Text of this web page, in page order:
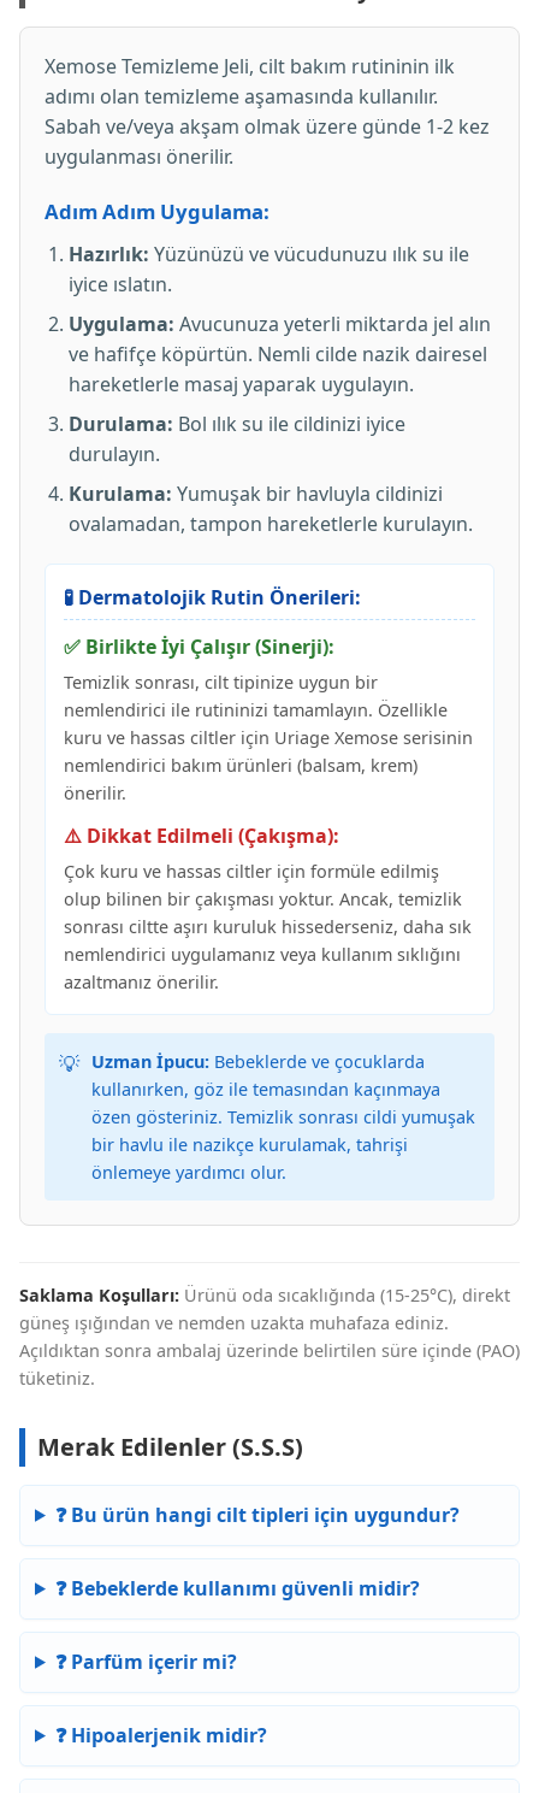
Xemose Temizleme Jeli, cilt bakım rutininin ilk
adımı olan temizleme aşamasında kullanılır.
Sabah ve/veya akşam olmak üzere günde 1-2 kez
uygulanması önerilir.
Adım Adım Uygulama:
Hazırlık: Yüzünüzü ve vücudunuzu ılık su ile
iyice ıslatın.
Uygulama: Avucunuza yeterli miktarda jel alın
ve hafifçe köpürtün. Nemli cilde nazik dairesel
hareketlerle masaj yaparak uygulayın.
Durulama: Bol ılık su ile cildinizi iyice
durulayın.
Kurulama: Yumuşak bir havluyla cildinizi
ovalamadan, tampon hareketlerle kurulayın.
🧪 Dermatolojik Rutin Önerileri:
✅ Birlikte İyi Çalışır (Sinerji):
Temizlik sonrası, cilt tipinize uygun bir
nemlendirici ile rutininizi tamamlayın. Özellikle
kuru ve hassas ciltler için Uriage Xemose serisinin
nemlendirici bakım ürünleri (balsam, krem)
önerilir.
⚠️ Dikkat Edilmeli (Çakışma):
Çok kuru ve hassas ciltler için formüle edilmiş
olup bilinen bir çakışması yoktur. Ancak, temizlik
sonrası ciltte aşırı kuruluk hissederseniz, daha sık
nemlendirici uygulamanız veya kullanım sıklığını
azaltmanız önerilir.
💡 Uzman İpucu: Bebeklerde ve çocuklarda
kullanırken, göz ile temasından kaçınmaya
özen gösteriniz. Temizlik sonrası cildi yumuşak
bir havlu ile nazikçe kurulamak, tahrişi
önlemeye yardımcı olur.
Saklama Koşulları: Ürünü oda sıcaklığında (15-25°C), direkt
güneş ışığından ve nemden uzakta muhafaza ediniz.
Açıldıktan sonra ambalaj üzerinde belirtilen süre içinde (PAO)
tüketiniz.
Merak Edilenler (S.S.S)
❓ Bu ürün hangi cilt tipleri için uygundur?
❓ Bebeklerde kullanımı güvenli midir?
❓ Parfüm içerir mi?
❓ Hipoalerjenik midir?